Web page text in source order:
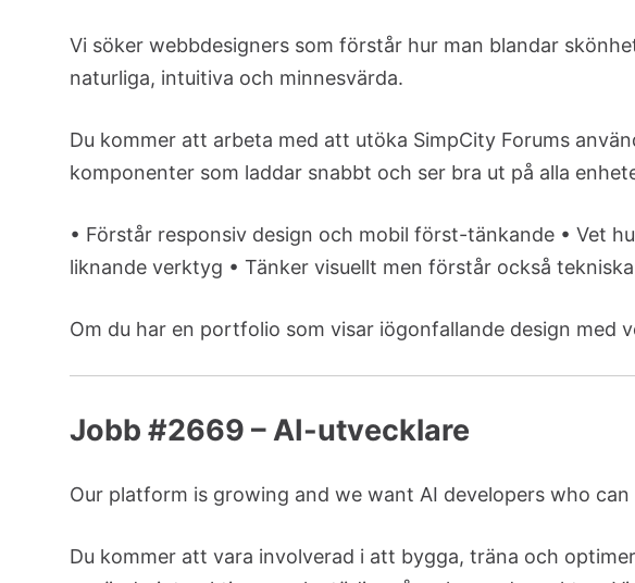
Vi söker webbdesigners som förstår hur man blandar
naturliga, intuitiva och minnesvärda.
Du kommer att arbeta med att utöka SimpCity Forums
komponenter som laddar snabbt och ser bra ut på alla
• Förstår responsiv design och mobil först-tänkande • Vet
liknande verktyg • Tänker visuellt men förstår också
Om du har en portfolio som visar iögonfallande design med
Jobb #2669 – AI-utvecklare
Our platform is growing and we want AI developers who
Du kommer att vara involverad i att bygga, träna och